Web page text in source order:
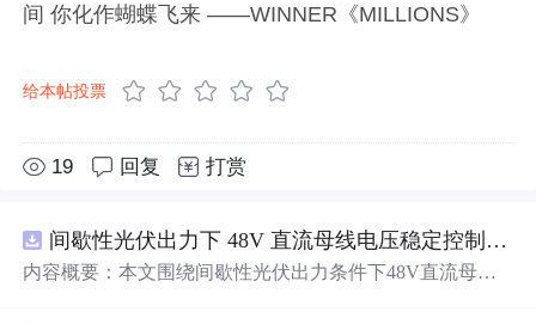
间 你化作蝴蝶飞来 ——WINNER《MILLIONS》
给本帖投票
19 回复 打赏
间歇性光伏出力下 48V 直流母线电压稳定控制及储能双向充放电闭环调控体系研究（Simulink仿真实现）
内容概要：本文围绕间歇性光伏出力条件下48V直流母线